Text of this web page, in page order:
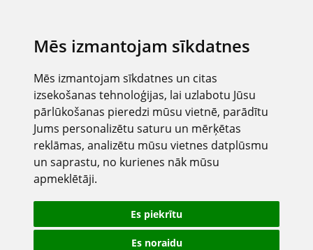
Mēs izmantojam sīkdatnes
Mēs izmantojam sīkdatnes un citas
izsekošanas tehnoloģijas, lai uzlabotu Jūsu
pārlūkošanas pieredzi mūsu vietnē, parādītu
Jums personalizētu saturu un mērķētas
reklāmas, analizētu mūsu vietnes datplūsmu
un saprastu, no kurienes nāk mūsu
apmeklētāji.
Es piekrītu
Es noraidu